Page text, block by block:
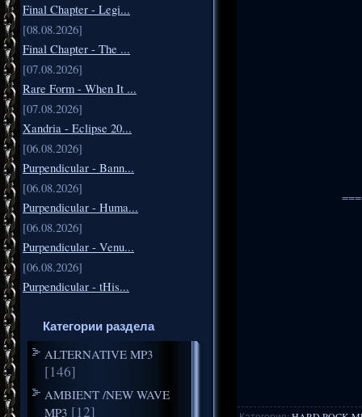
Final Chapter - Legi...
[08.08.2026]
Final Chapter - The ...
[07.08.2026]
Rare Form - When It ...
[07.08.2026]
Xandria - Eclipse 20...
[06.08.2026]
Purpendicular - Bann...
[06.08.2026]
Purpendicular - Huma...
[06.08.2026]
Purpendicular - Venu...
[06.08.2026]
Purpendicular - tHis...
Категории раздела
ALTERNATIVE MP3
[146]
AMBIENT /NEW WAVE
MP3 [12]